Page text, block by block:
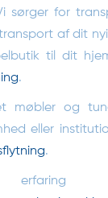
sørger for
af dit
til dit
.
møbler og
eller
.